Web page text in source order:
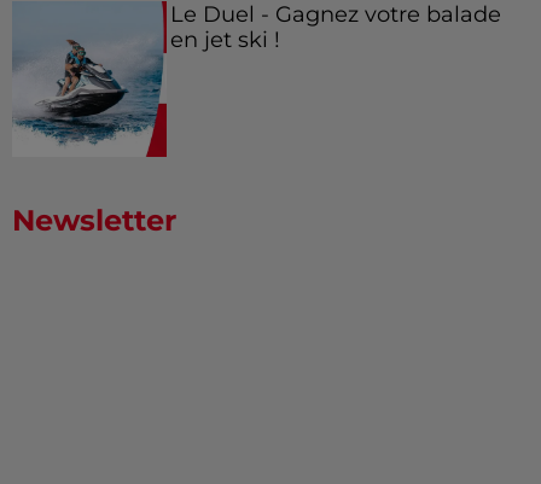
Le Duel - Gagnez votre balade
en jet ski !
Newsletter